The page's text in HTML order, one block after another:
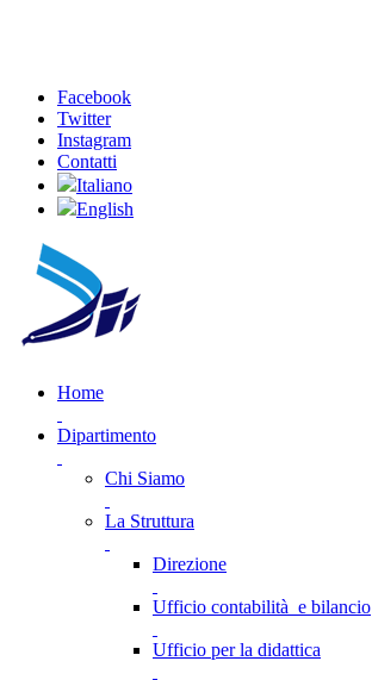
Facebook
Twitter
Instagram
Contatti
Italiano
English
Home
Dipartimento
Chi Siamo
La Struttura
Direzione
Ufficio contabilità e bilancio
Ufficio per la didattica